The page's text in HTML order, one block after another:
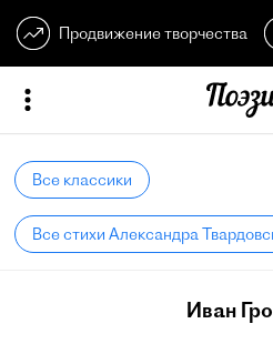
Продвижение творчества
Все классики
Все стихи Александра
Иван